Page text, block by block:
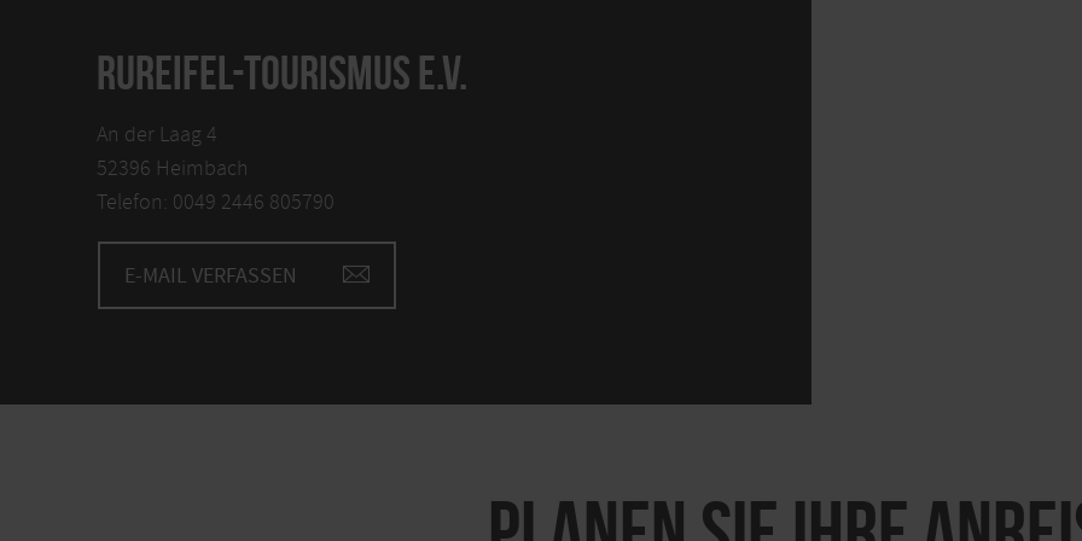
RUREIFEL-TOURISMUS E.V.
An der Laag 4
52396 Heimbach
Telefon: 0049 2446 805790
E-MAIL VERFASSEN